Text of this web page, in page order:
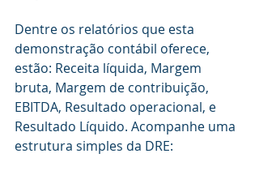
Dentre os relatórios que esta
demonstração contábil oferece,
estão: Receita líquida, Margem
bruta, Margem de contribuição,
EBITDA, Resultado operacional, e
Resultado Líquido. Acompanhe uma
estrutura simples da DRE: